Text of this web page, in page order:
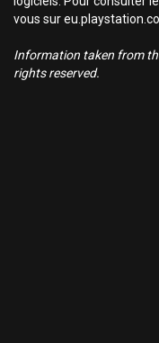
vous sur
Information taken from
rights reserved.